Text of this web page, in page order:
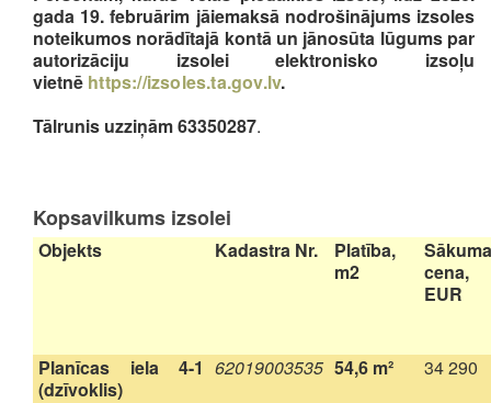
gada 19. februārim jāiemaksā nodrošinājums izsoles
noteikumos norādītajā kontā un jānosūta lūgums par
autorizāciju izsolei elektronisko izsoļu
vietnē https://izsoles.ta.gov.lv.
Tālrunis uzziņām 63350287.
Kopsavilkums izsolei
Objekts Kadastra Nr.
Platība,
m2
Sākuma
cena,
EUR
Planīcas iela 4-1
(dzīvoklis)
62019003535 54,6 m² 34 290